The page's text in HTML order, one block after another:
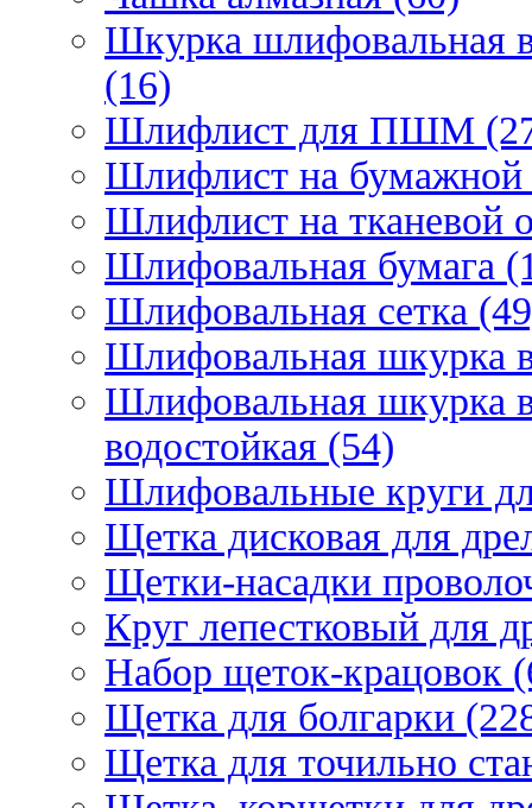
Шкурка шлифовальная
(16)
Шлифлист для ПШМ
Шлифлист на бумажной
Шлифлист на тканевой
Шлифовальная бумага
Шлифовальная сетка
Шлифовальная шкурка
Шлифовальная шкурка
водостойкая (54)
Шлифовальные круги
Щетка дисковая для
Щетки-насадки
Круг лепестковый для
Набор щеток-крацовок
Щетка для болгарки
Щетка для точильно